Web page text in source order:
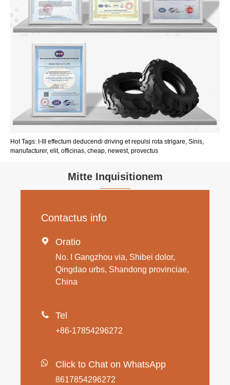
Hot Tags: I-III effectum deducendi driving et repulsi rota strigare, Sinis,
manufacturer, elit, officinas, cheap, newest, provectus
Mitte Inquisitionem
Contactus info
 Oratio
No. I Gangzhou via, Shibei dolor,
Qingdao urbs, Shandong provinciae,
China
 Tel
+86-17854296272
Click to Chat on WhatsApp
8617854296272